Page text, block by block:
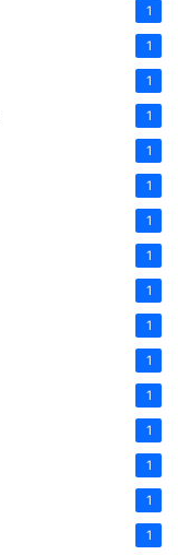
1
1
1
1
1
1
1
1
1
1
1
1
1
1
1
1